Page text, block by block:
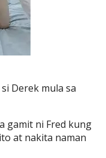
Derek mula sa
gamit ni Fred kung
at nakita naman